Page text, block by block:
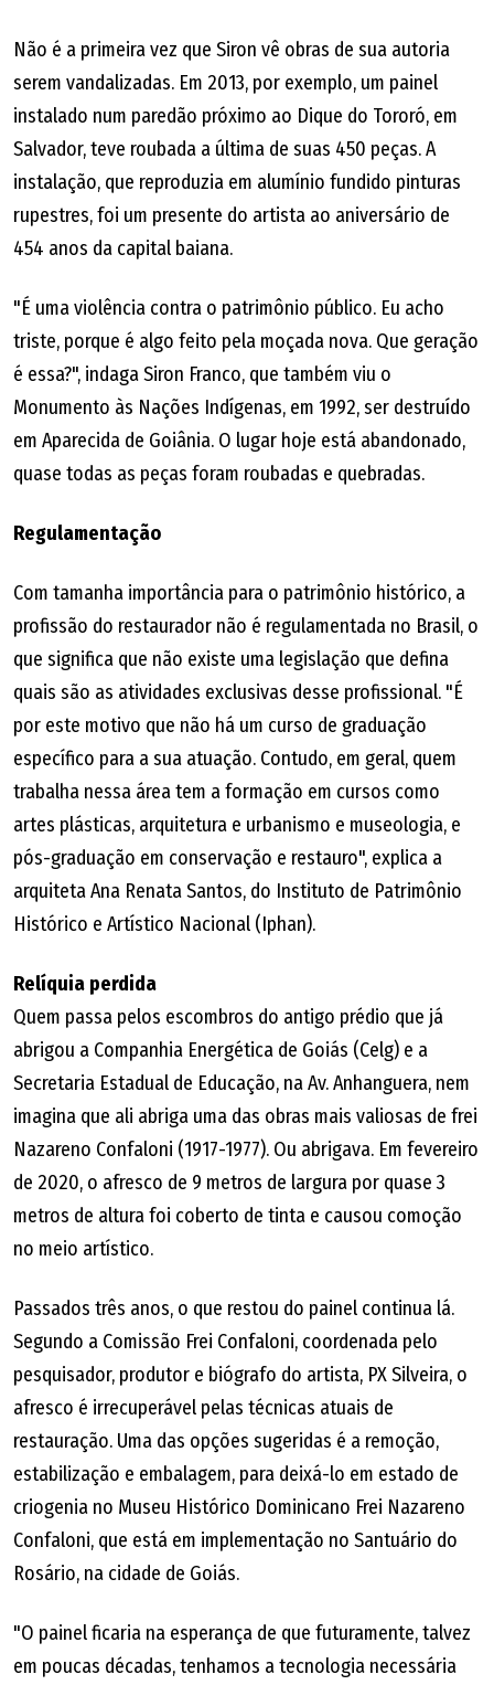
Não é a primeira vez que Siron vê obras de sua autoria
serem vandalizadas. Em 2013, por exemplo, um painel
instalado num paredão próximo ao Dique do Tororó, em
Salvador, teve roubada a última de suas 450 peças. A
instalação, que reproduzia em alumínio fundido pinturas
rupestres, foi um presente do artista ao aniversário de
454 anos da capital baiana.
"É uma violência contra o patrimônio público. Eu acho
triste, porque é algo feito pela moçada nova. Que geração
é essa?", indaga Siron Franco, que também viu o
Monumento às Nações Indígenas, em 1992, ser destruído
em Aparecida de Goiânia. O lugar hoje está abandonado,
quase todas as peças foram roubadas e quebradas.
Regulamentação
Com tamanha importância para o patrimônio histórico, a
profissão do restaurador não é regulamentada no Brasil, o
que significa que não existe uma legislação que defina
quais são as atividades exclusivas desse profissional. "É
por este motivo que não há um curso de graduação
específico para a sua atuação. Contudo, em geral, quem
trabalha nessa área tem a formação em cursos como
artes plásticas, arquitetura e urbanismo e museologia, e
pós-graduação em conservação e restauro", explica a
arquiteta Ana Renata Santos, do Instituto de Patrimônio
Histórico e Artístico Nacional (Iphan).
Relíquia perdida
Quem passa pelos escombros do antigo prédio que já
abrigou a Companhia Energética de Goiás (Celg) e a
Secretaria Estadual de Educação, na Av. Anhanguera, nem
imagina que ali abriga uma das obras mais valiosas de frei
Nazareno Confaloni (1917-1977). Ou abrigava. Em fevereiro
de 2020, o afresco de 9 metros de largura por quase 3
metros de altura foi coberto de tinta e causou comoção
no meio artístico.
Passados três anos, o que restou do painel continua lá.
Segundo a Comissão Frei Confaloni, coordenada pelo
pesquisador, produtor e biógrafo do artista, PX Silveira, o
afresco é irrecuperável pelas técnicas atuais de
restauração. Uma das opções sugeridas é a remoção,
estabilização e embalagem, para deixá-lo em estado de
criogenia no Museu Histórico Dominicano Frei Nazareno
Confaloni, que está em implementação no Santuário do
Rosário, na cidade de Goiás.
"O painel ficaria na esperança de que futuramente, talvez
em poucas décadas, tenhamos a tecnologia necessária